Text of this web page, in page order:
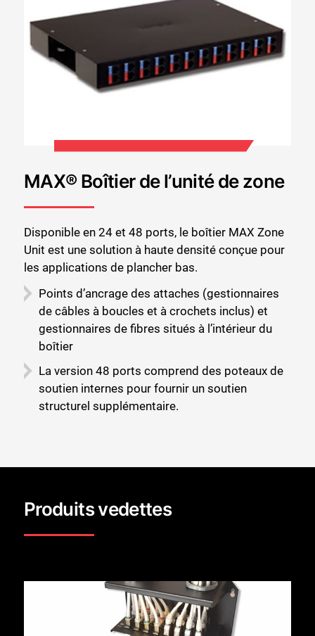
MAX® Boîtier de l’unité de zone
Disponible en 24 et 48 ports, le boîtier MAX Zone
Unit est une solution à haute densité conçue pour
les applications de plancher bas.
Points d’ancrage des attaches (gestionnaires
de câbles à boucles et à crochets inclus) et
gestionnaires de fibres situés à l’intérieur du
boîtier
La version 48 ports comprend des poteaux de
soutien internes pour fournir un soutien
structurel supplémentaire.
Produits vedettes